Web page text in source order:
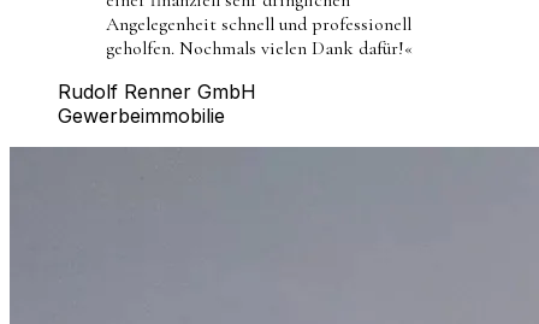
Angelegenheit schnell und professionell
geholfen. Nochmals vielen Dank dafür!«
Rudolf Renner GmbH
Gewerbeimmobilie